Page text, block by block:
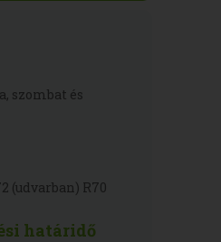
szombat és
(udvarban) R70
határidő